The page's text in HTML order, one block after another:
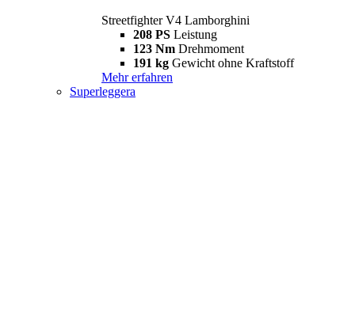
Streetfighter V4 Lamborghini
208 PS Leistung
123 Nm Drehmoment
191 kg Gewicht ohne Kraftstoff
Mehr erfahren
Superleggera